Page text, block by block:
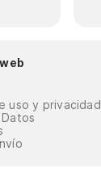
uso y privacidad